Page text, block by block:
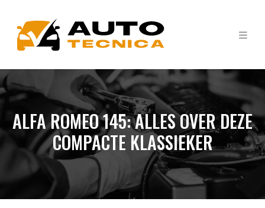
ALFA ROMEO 145: ALLES OVER DEZE
COMPACTE KLASSIEKER